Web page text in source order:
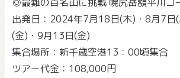
出発日：2024年7月18日(木)・8月7日
(金)・9月13日(金)
集合場所：新千歳空港13：00頃集合
ツアー代金：108,000円